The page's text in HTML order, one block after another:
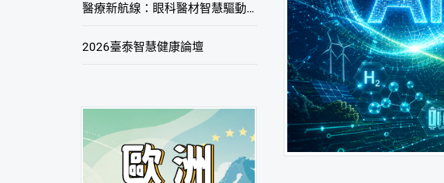
醫療新航線：眼科醫材智慧驅動，數位醫療落地布局線上研討會
2026臺泰智慧健康論壇